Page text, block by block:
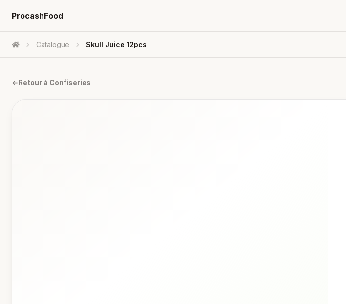
ProcashFood
Accueil Catalogue Skull Juice 12pcs
←Retour à Confiseries